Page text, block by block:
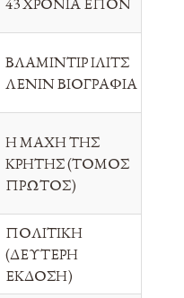
ΒΛΑΜΙΝΤΙΡ ΙΛΙΤΣ
ΛΕΝΙΝ ΒΙΟΓΡΑΦΙΑ
Η ΜΑΧΗ ΤΗΣ
ΚΡΗΤΗΣ (ΤΟΜΟΣ
ΠΡΩΤΟΣ)
ΠΟΛΙΤΙΚΗ
(ΔΕΥΤΕΡΗ
ΕΚΔΟΣΗ)